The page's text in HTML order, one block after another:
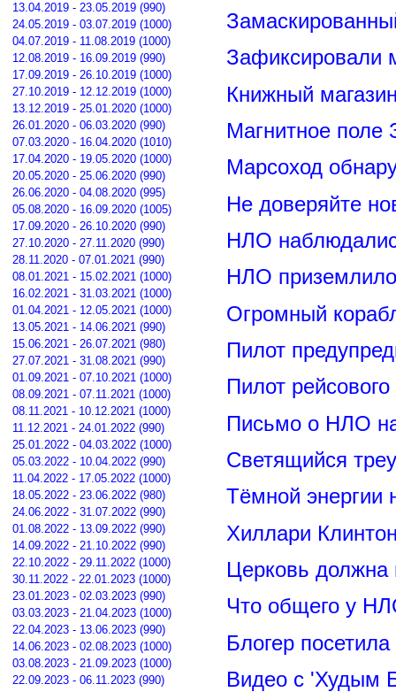
13.04.2019 - 23.05.2019 (990)
24.05.2019 - 03.07.2019 (1000)
04.07.2019 - 11.08.2019 (1000)
12.08.2019 - 16.09.2019 (990)
17.09.2019 - 26.10.2019 (1000)
27.10.2019 - 12.12.2019 (1000)
13.12.2019 - 25.01.2020 (1000)
26.01.2020 - 06.03.2020 (990)
07.03.2020 - 16.04.2020 (1010)
17.04.2020 - 19.05.2020 (1000)
20.05.2020 - 25.06.2020 (990)
26.06.2020 - 04.08.2020 (995)
05.08.2020 - 16.09.2020 (1005)
17.09.2020 - 26.10.2020 (990)
27.10.2020 - 27.11.2020 (990)
28.11.2020 - 07.01.2021 (990)
08.01.2021 - 15.02.2021 (1000)
16.02.2021 - 31.03.2021 (1000)
01.04.2021 - 12.05.2021 (1000)
13.05.2021 - 14.06.2021 (990)
15.06.2021 - 26.07.2021 (980)
27.07.2021 - 31.08.2021 (990)
01.09.2021 - 07.10.2021 (1000)
08.09.2021 - 07.11.2021 (1000)
08.11.2021 - 10.12.2021 (1000)
11.12.2021 - 24.01.2022 (990)
25.01.2022 - 04.03.2022 (1000)
05.03.2022 - 10.04.2022 (990)
11.04.2022 - 17.05.2022 (1000)
18.05.2022 - 23.06.2022 (980)
24.06.2022 - 31.07.2022 (990)
01.08.2022 - 13.09.2022 (990)
14.09.2022 - 21.10.2022 (990)
22.10.2022 - 29.11.2022 (1000)
30.11.2022 - 22.01.2023 (1000)
23.01.2023 - 02.03.2023 (990)
03.03.2023 - 21.04.2023 (1000)
22.04.2023 - 13.06.2023 (990)
14.06.2023 - 02.08.2023 (1000)
03.08.2023 - 21.09.2023 (1000)
22.09.2023 - 06.11.2023 (990)
Зафиксировали
Книжный
Магнитное поле
Марсоход
Не доверяйте
НЛО
НЛО
Огромный
Пилот
Пилот
Письмо о НЛО
Светящийся
Тёмной энергии
Хиллари
Церковь должна
Что общего у
Блогер
Видео с 'Худым